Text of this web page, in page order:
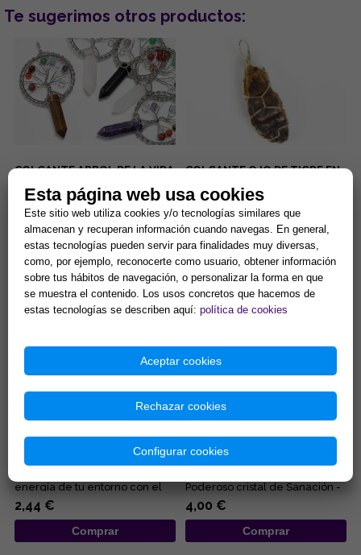
Te sugerimos otros productos:
COLGANTE ARBOL DE LA VIDA
(MINERALES SURTIDOS)
Lleva contigo un poderoso
amuleto de armonía y
protección que combina la
fuerza de la naturaleza con el
poder ...
5,90 €
Comprar
COLGANTE OJO DE TIGRE EN
ALAMBRE 2X3CM
El colgante ojo de tigre en
bruto de es un mineral
protector que repele la
negatividad, potencia la fuerza
de ...
2,44 €
Comprar
GEODA CUARZO CRISTAL 4-
¿Sientes tu hogar pesado o
energía de tu entorno con el
sanador maestro de la
naturale...
2,44 €
Comprar
PULSERA ELASTICA BOLA
Poderoso cristal de Sanación -
Limpia y purifica a nivel ...
4,00 €
Comprar
Esta página web usa cookies
Este sitio web utiliza cookies y/o tecnologías similares que
almacenan y recuperan información cuando navegas. En general,
estas tecnologías pueden servir para finalidades muy diversas,
como, por ejemplo, reconocerte como usuario, obtener información
sobre tus hábitos de navegación, o personalizar la forma en que
se muestra el contenido. Los usos concretos que hacemos de
estas tecnologías se describen aquí: política de cookies
Aceptar cookies
Rechazar cookies
Configurar cookies